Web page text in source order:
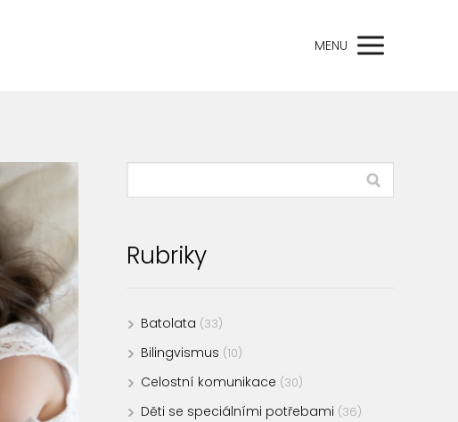
MENU
Rubriky
Batolata (33)
Bilingvismus (10)
Celostní komunikace (30)
Děti se speciálními potřebami (36)